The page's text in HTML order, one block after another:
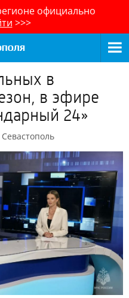
официально
>>>
в
в эфире
24»
Севастополь